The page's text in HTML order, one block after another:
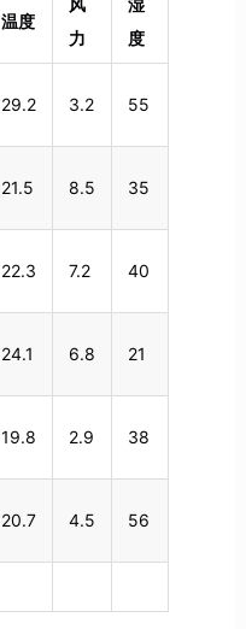
温度
风
力
湿
度
29.2 3.2 55
21.5 8.5 35
22.3 7.2 40
24.1 6.8 21
19.8 2.9 38
20.7 4.5 56